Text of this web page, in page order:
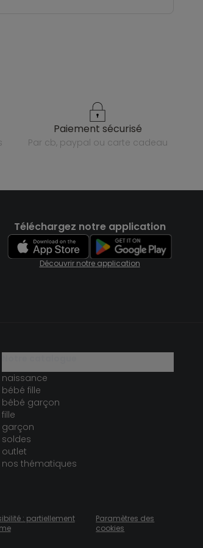
paiement sécurisé
par cb, paypal ou carte cadeau
Téléchargez notre application
Découvrir notre application
naissance
bébé fille
bébé garçon
fille
garçon
soldes
outlet
nos thématiques
: partiellement
Paramètres des
cookies